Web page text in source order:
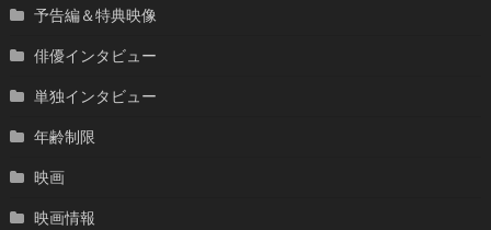
予告編＆特典映像
俳優インタビュー
単独インタビュー
年齢制限
映画
映画情報